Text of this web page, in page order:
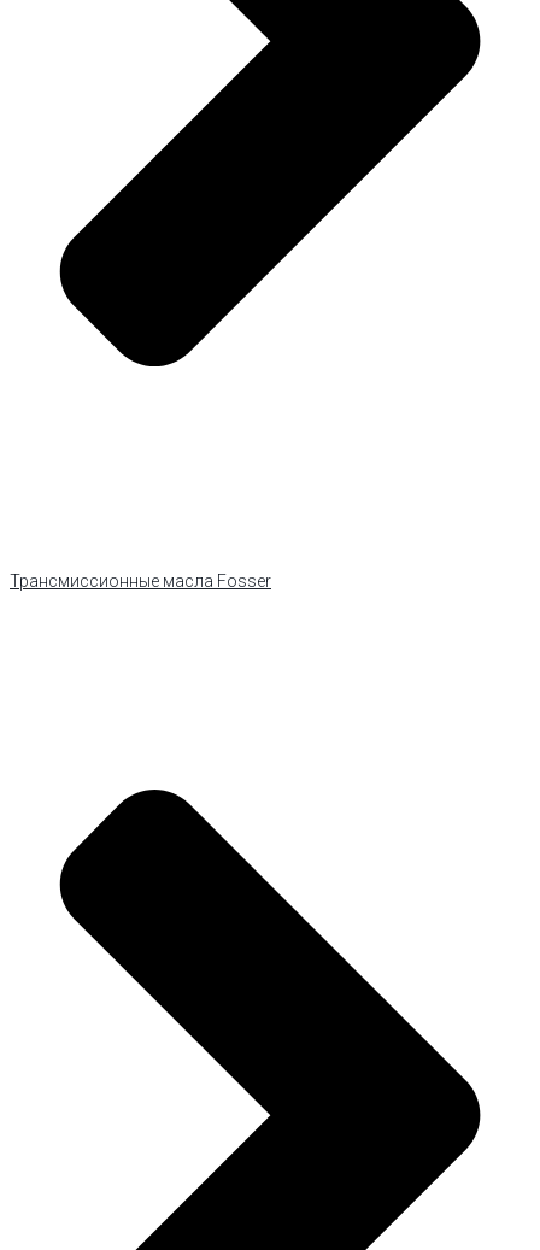
Трансмиссионные масла Fosser